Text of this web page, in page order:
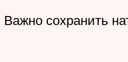
Важно сохранить